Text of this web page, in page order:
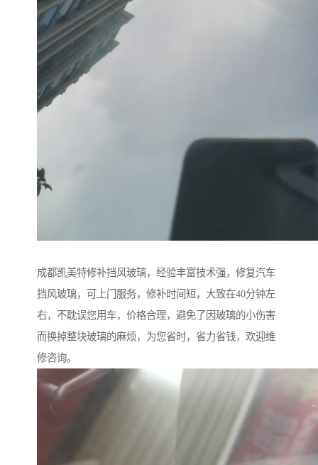
成都凯美特修补挡风玻璃，经验丰富技术强，修复汽车
挡风玻璃，可上门服务，修补时间短，大致在40分钟左
右，不耽误您用车，价格合理，避免了因玻璃的小伤害
而换掉整块玻璃的麻烦，为您省时，省力省钱，欢迎维
修咨询。